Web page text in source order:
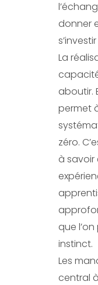
donner
La
aboutir.
permet
zéro.
à savoir
que
instinct.
Les
central